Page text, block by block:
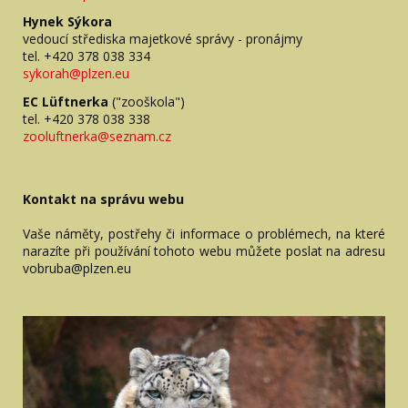
Hynek Sýkora
vedoucí střediska majetkové správy - pronájmy
tel. +420 378 038 334
sykorah@plzen.eu
EC Lüftnerka ("zooškola")
tel. +420 378 038 338
zooluftnerka@seznam.cz
Kontakt na správu webu
Vaše náměty, postřehy či informace o problémech, na které
narazíte při používání tohoto webu můžete poslat na adresu
vobruba@plzen.eu